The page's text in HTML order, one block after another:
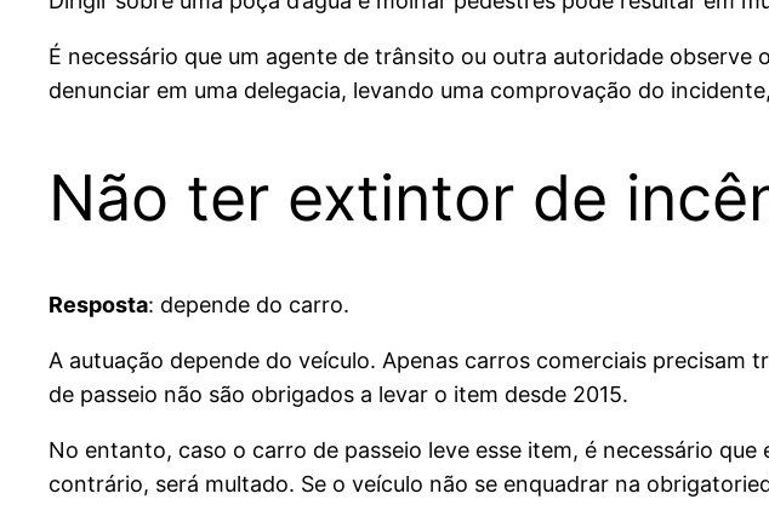
É necessário que um agente de trânsito ou outra autoridade
denunciar em uma delegacia, levando uma comprovação do
Não ter extintor de
Resposta: depende do carro.
A autuação depende do veículo. Apenas carros comerciais
de passeio não são obrigados a levar o item desde 2015.
No entanto, caso o carro de passeio leve esse item, é necessário
contrário, será multado. Se o veículo não se enquadrar na